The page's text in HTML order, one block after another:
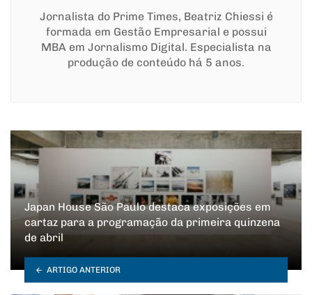
Jornalista do Prime Times, Beatriz Chiessi é
formada em Gestão Empresarial e possui
MBA em Jornalismo Digital. Especialista na
produção de conteúdo há 5 anos.
Japan House São Paulo destaca exposições em
cartaz para a programação da primeira quinzena
de abril
ARTIGO ANTERIOR